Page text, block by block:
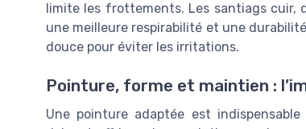
limite les frottements. Les santiags cuir,
une meilleure respirabilité et une
douce pour éviter les irritations.
Pointure, forme et maintien :
Une pointure adaptée est